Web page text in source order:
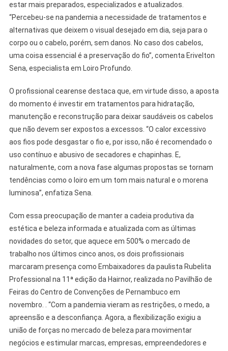
estar mais preparados, especializados e atualizados.
“Percebeu-se na pandemia a necessidade de tratamentos e
alternativas que deixem o visual desejado em dia, seja para o
corpo ou o cabelo, porém, sem danos. No caso dos cabelos,
uma coisa essencial é a preservação do fio”, comenta Erivelton
Sena, especialista em Loiro Profundo.
O profissional cearense destaca que, em virtude disso, a aposta
do momento é investir em tratamentos para hidratação,
manutenção e reconstrução para deixar saudáveis os cabelos
que não devem ser expostos a excessos. “O calor excessivo
aos fios pode desgastar o fio e, por isso, não é recomendado o
uso contínuo e abusivo de secadores e chapinhas. E,
naturalmente, com a nova fase algumas propostas se tornam
tendências como o loiro em um tom mais natural e o morena
luminosa”, enfatiza Sena.
Com essa preocupação de manter a cadeia produtiva da
estética e beleza informada e atualizada com as últimas
novidades do setor, que aquece em 500% o mercado de
trabalho nos últimos cinco anos, os dois profissionais
marcaram presença como Embaixadores da paulista Rubelita
Professional na 11ª edição da Hairnor, realizada no Pavilhão de
Feiras do Centro de Convenções de Pernambuco em
novembro. . “Com a pandemia vieram as restrições, o medo, a
apreensão e a desconfiança. Agora, a flexibilização exigiu a
união de forças no mercado de beleza para movimentar
negócios e estimular marcas, empresas, empreendedores e